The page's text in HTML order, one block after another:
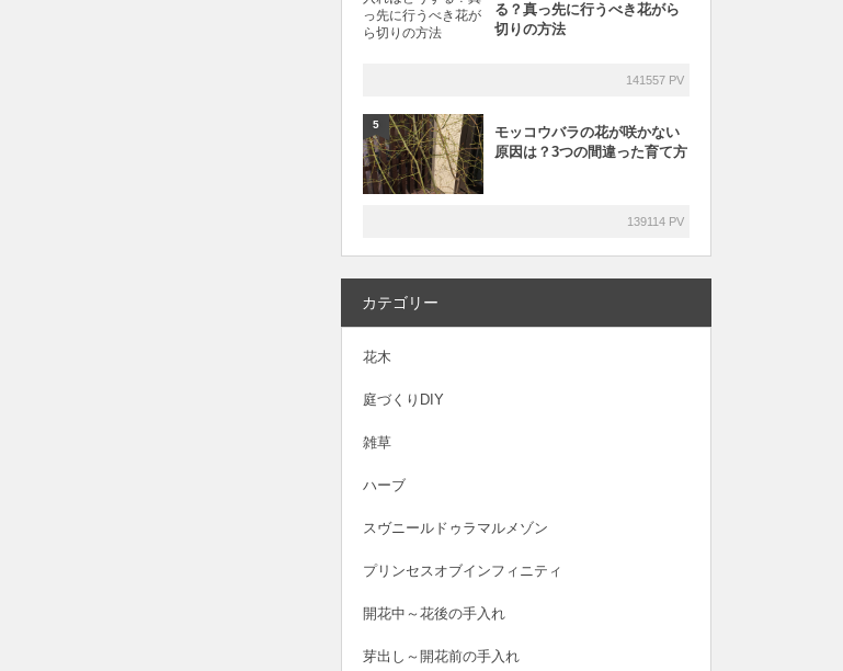
る？真っ先に行うべき花がら
切りの方法
141557 PV
5
モッコウバラの花が咲かない
原因は？3つの間違った育て方
139114 PV
カテゴリー
花木
庭づくりDIY
雑草
ハーブ
スヴニールドゥラマルメゾン
プリンセスオブインフィニティ
開花中～花後の手入れ
芽出し～開花前の手入れ